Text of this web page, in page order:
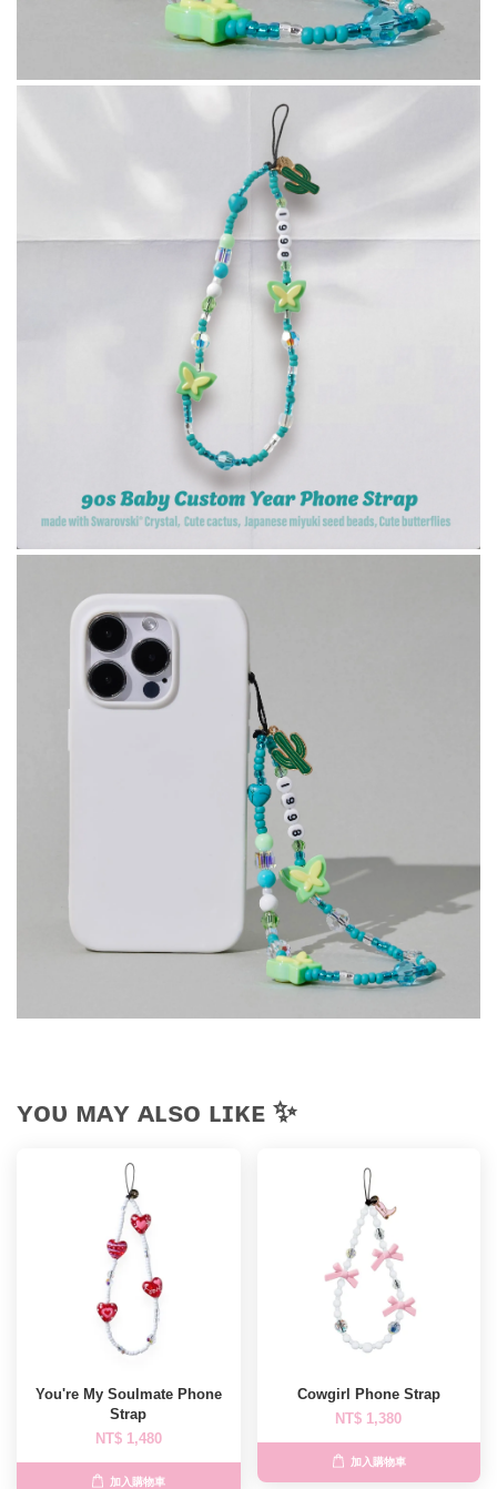
ʏᴏᴜ ᴍᴀʏ ᴀʟsᴏ ʟɪᴋᴇ ✨
You're My Soulmate Phone
Strap
NT$ 1,480
加入購物車
Cowgirl Phone Strap
NT$ 1,380
加入購物車